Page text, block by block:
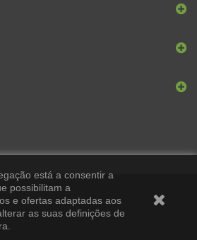
está a consentir a
possibilitam a
e ofertas adaptadas aos
as suas definições de